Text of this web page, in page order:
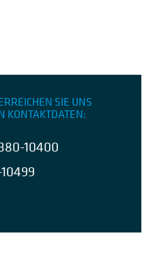
SIE UNS
KONTAKTDATEN:
10400